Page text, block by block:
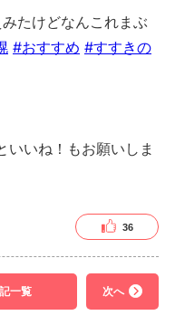
たけどなんこれまぶ
#おすすめ #すすきの
いね！もお願いしま
36
一覧 次へ